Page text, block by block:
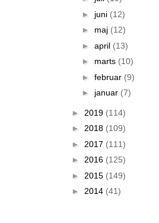
► juni (12)
► maj (12)
► april (13)
► marts (10)
► februar (9)
► januar (7)
► 2019 (114)
► 2018 (109)
► 2017 (111)
► 2016 (125)
► 2015 (149)
► 2014 (41)